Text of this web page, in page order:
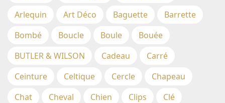
Arlequin
Art Déco Baguette
Barrette
Bombé
Boucle Boule
Bouée
BUTLER & WILSON
Cadeau
Carré
Ceinture
Celtique Cercle
Chapeau
Chat
Cheval Chien Clips
Clé